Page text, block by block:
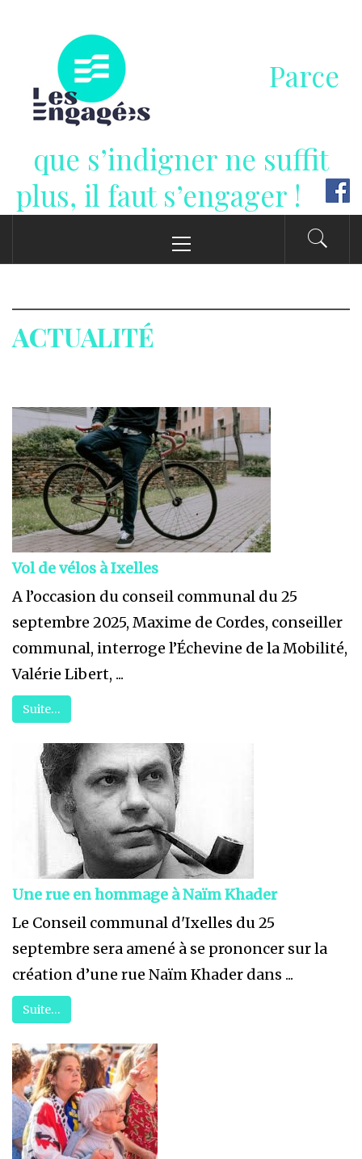
contenu
Parce
que s’indigner ne suffit
plus, il faut s’engager !
principal
ACTUALITÉ
Vol de vélos à Ixelles
A l’occasion du conseil communal du 25
septembre 2025, Maxime de Cordes, conseiller
communal, interroge l’Échevine de la Mobilité,
Valérie Libert, ...
Suite…
Une rue en hommage à Naïm Khader
Le Conseil communal d'Ixelles du 25
septembre sera amené à se prononcer sur la
création d’une rue Naïm Khader dans ...
Suite…